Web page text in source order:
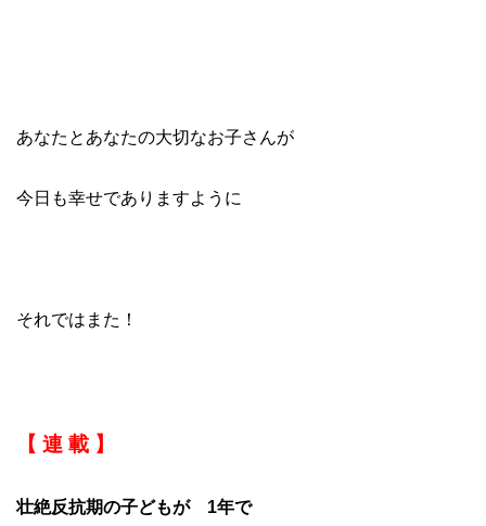
あなたとあなたの大切なお子さんが
今日も幸せでありますように
それではまた！
【 連 載 】
壮絶反抗期の子どもが 1年で